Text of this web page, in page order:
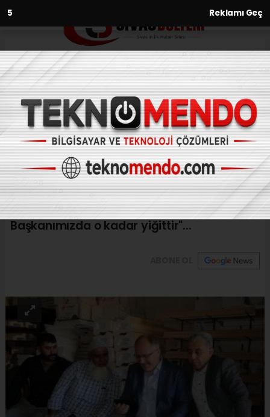
3 Reklamı Geç
Anasayfa
Bakan Soylu’dan “ Yiğit
Başkan” ifadesi
09.08.2020 - 15:33, Güncelleme: 09.08.2020 - 15:33
İç İşleri Bakanı Süleyman Soylu telefonda
görüştüğü Sivas Belediye Başkanı Hilmi
Bilgin için "Sivas ne kadar yiğitse
Başkanımızda o kadar yiğittir"...